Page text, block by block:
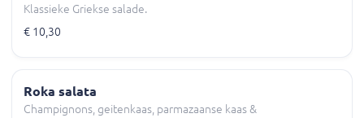
Klassieke Griekse salade.
€ 10,30
Roka salata
Champignons, geitenkaas, parmazaanse kaas &